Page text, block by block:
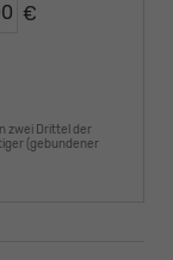
€
zwei Drittel der
(gebundener